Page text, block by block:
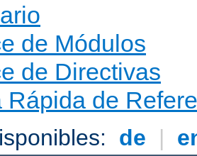
de Módulos
de Directivas
Rápida de
de |